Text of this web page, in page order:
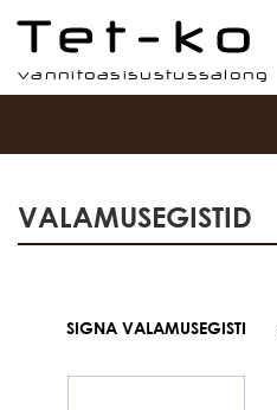
Tet-ko
VALAMUSEGISTID
SIGNA VALAMUSEGISTI